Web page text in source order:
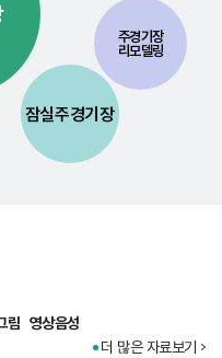
주경기장
리모델링
잠실주경기장
더 많은 자료보기
림 영상음성